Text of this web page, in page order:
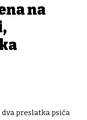
na
preslatka psića